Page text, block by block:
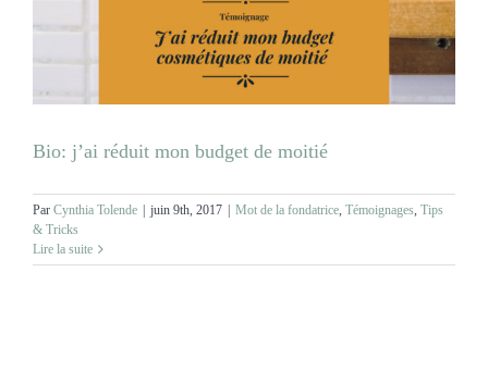
Bio: j’ai réduit mon budget de moitié
Par Cynthia Tolende juin 9th, 2017 Mot de la fondatrice, Témoignages, Tips
& Tricks
Lire la suite